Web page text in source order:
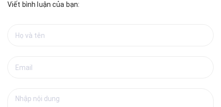
Viết bình luận của bạn: